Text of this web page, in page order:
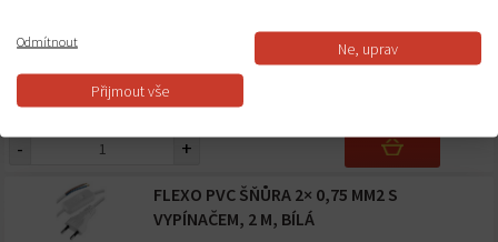
FLEXO PVC ŠŇŮRA 2×0,5 MM2, 2 M, BÍLÁ
- +
FLEXO PVC ŠŇŮRA 2× 0,75 MM2 S
VYPÍNAČEM, 2 M, BÍLÁ
Odmítnout Ne, uprav
Přijmout vše